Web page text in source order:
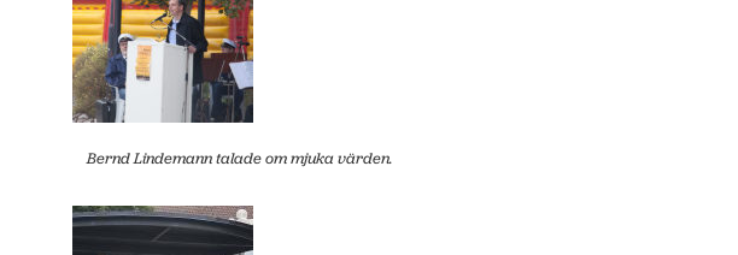
Bernd Lindemann talade om mjuka värden.